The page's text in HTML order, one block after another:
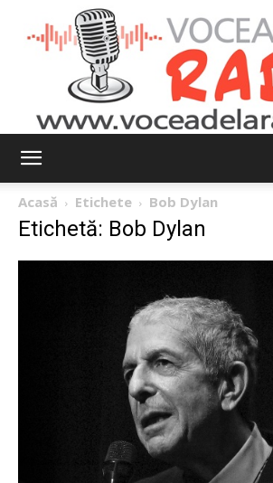
la
radio
Acasă Etichete Bob Dylan
Etichetă: Bob Dylan